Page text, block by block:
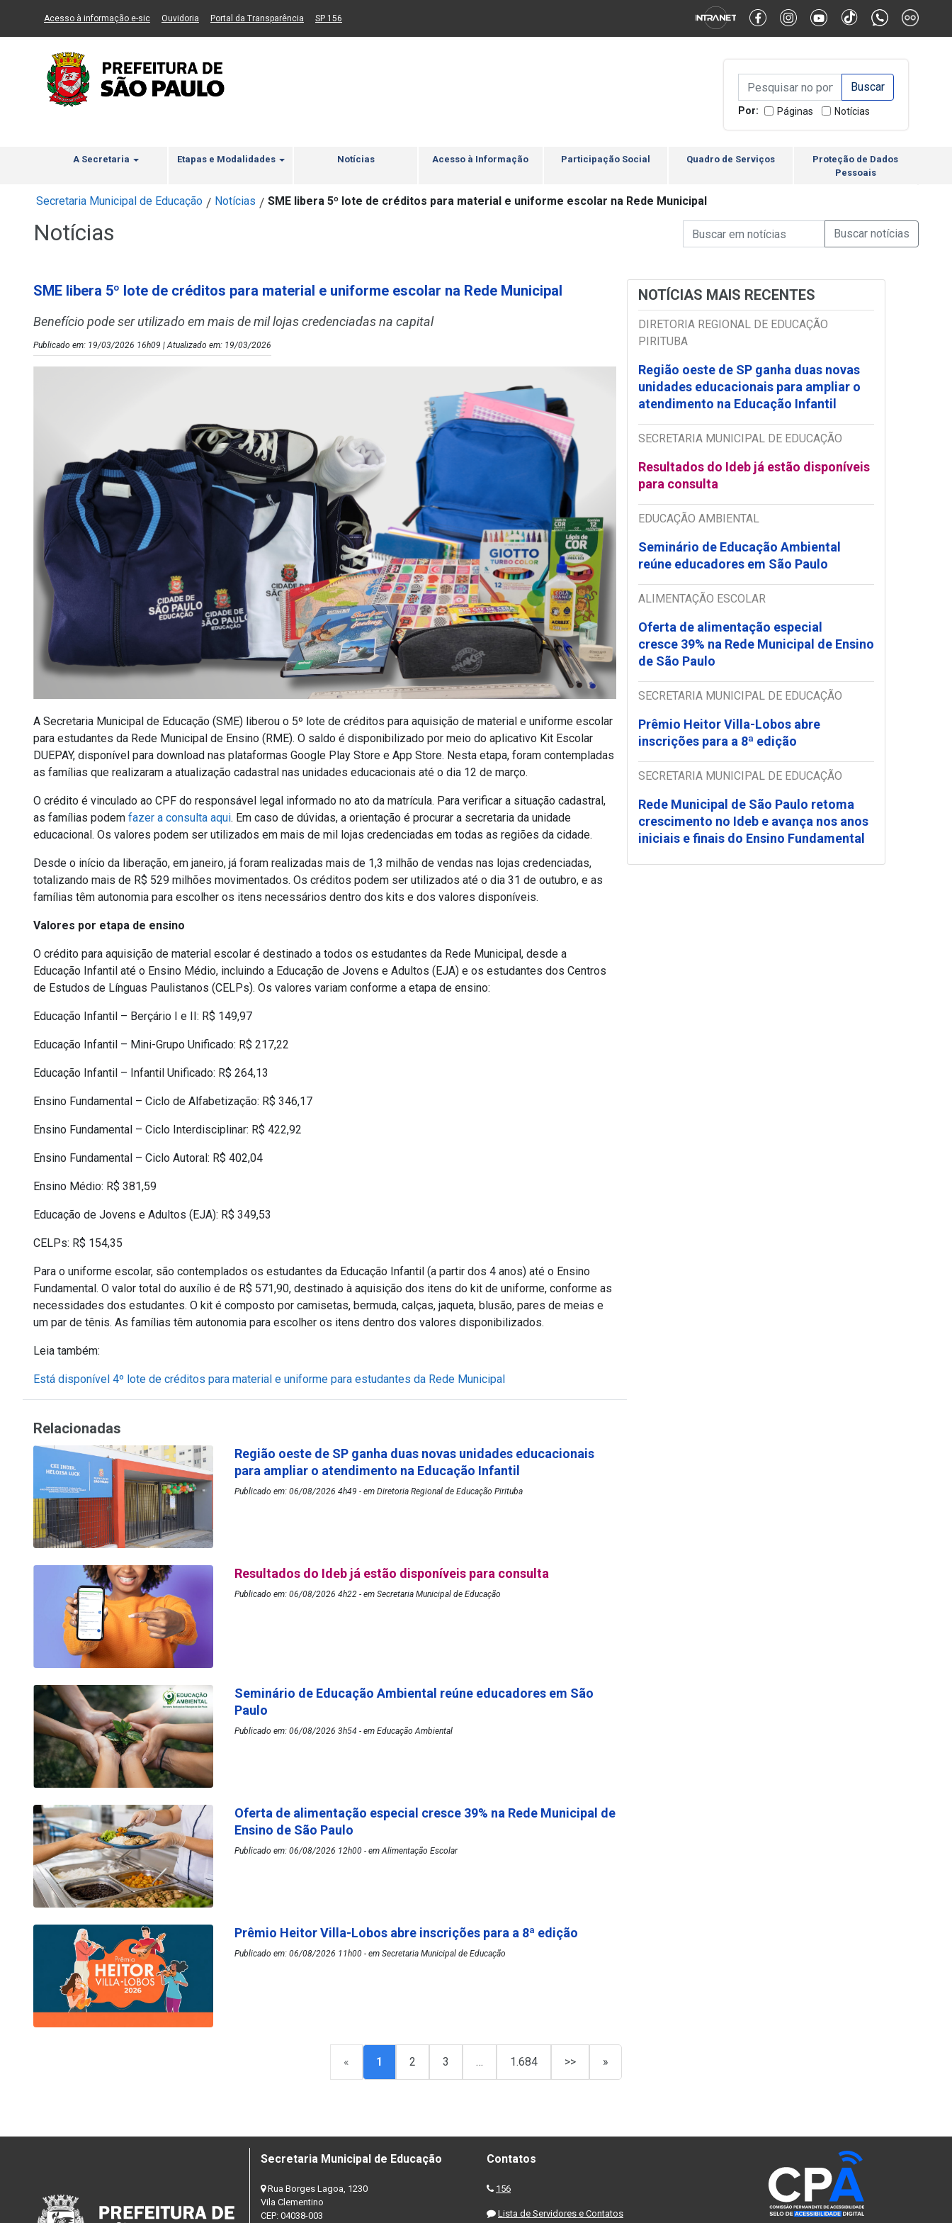
Ir ao Conteúdo Ir para menu principal 2 Ir para busca Ir para rodapé Alternar Alto Contraste Alternar Tamanho da Fonte
Acesso à informação e-sic(Link para um novo sítio)
Ouvidoria (Link para um novo sítio)
Portal da Transparência (Link para um novo sítio)
SP 156
Campo de Busca de
Campo de Busca de informaçõesEnviar a Busca
Por: Páginas Notícias
A Secretaria Etapas e Modalidades Notícias Acesso à Informação Participação Social Quadro de Serviços
Proteção de Dados
Pessoais
Secretaria Municipal de Educação / Notícias / SME libera 5º lote de créditos para material e uniforme escolar na Rede Municipal
Notícias Campo de Busca de Notícias
Campo de Busca de informaçõesEnviar a Busca de
SME libera 5º lote de créditos para material e uniforme escolar na Rede Municipal
Benefício pode ser utilizado em mais de mil lojas credenciadas na capital
Publicado em: 19/03/2026 16h09 | Atualizado em: 19/03/2026
A Secretaria Municipal de Educação (SME) liberou o 5º lote de créditos para aquisição de material e uniforme escolar
para estudantes da Rede Municipal de Ensino (RME). O saldo é disponibilizado por meio do aplicativo Kit Escolar
DUEPAY, disponível para download nas plataformas Google Play Store e App Store. Nesta etapa, foram contempladas
as famílias que realizaram a atualização cadastral nas unidades educacionais até o dia 12 de março.
O crédito é vinculado ao CPF do responsável legal informado no ato da matrícula. Para verificar a situação cadastral,
as famílias podem fazer a consulta aqui. Em caso de dúvidas, a orientação é procurar a secretaria da unidade
educacional. Os valores podem ser utilizados em mais de mil lojas credenciadas em todas as regiões da cidade.
Desde o início da liberação, em janeiro, já foram realizadas mais de 1,3 milhão de vendas nas lojas credenciadas,
totalizando mais de R$ 529 milhões movimentados. Os créditos podem ser utilizados até o dia 31 de outubro, e as
famílias têm autonomia para escolher os itens necessários dentro dos kits e dos valores disponíveis.
Valores por etapa de ensino
O crédito para aquisição de material escolar é destinado a todos os estudantes da Rede Municipal, desde a
Educação Infantil até o Ensino Médio, incluindo a Educação de Jovens e Adultos (EJA) e os estudantes dos Centros
de Estudos de Línguas Paulistanos (CELPs). Os valores variam conforme a etapa de ensino:
Educação Infantil – Berçário I e II: R$ 149,97
Educação Infantil – Mini-Grupo Unificado: R$ 217,22
Educação Infantil – Infantil Unificado: R$ 264,13
Ensino Fundamental – Ciclo de Alfabetização: R$ 346,17
Ensino Fundamental – Ciclo Interdisciplinar: R$ 422,92
Ensino Fundamental – Ciclo Autoral: R$ 402,04
Ensino Médio: R$ 381,59
Educação de Jovens e Adultos (EJA): R$ 349,53
CELPs: R$ 154,35
Para o uniforme escolar, são contemplados os estudantes da Educação Infantil (a partir dos 4 anos) até o Ensino
Fundamental. O valor total do auxílio é de R$ 571,90, destinado à aquisição dos itens do kit de uniforme, conforme as
necessidades dos estudantes. O kit é composto por camisetas, bermuda, calças, jaqueta, blusão, pares de meias e
um par de tênis. As famílias têm autonomia para escolher os itens dentro dos valores disponibilizados.
Leia também:
Está disponível 4º lote de créditos para material e uniforme para estudantes da Rede Municipal
NOTÍCIAS MAIS RECENTES
DIRETORIA REGIONAL DE EDUCAÇÃO
PIRITUBA
Região oeste de SP ganha duas novas
unidades educacionais para ampliar o
atendimento na Educação Infantil
SECRETARIA MUNICIPAL DE EDUCAÇÃO
Resultados do Ideb já estão disponíveis
para consulta
EDUCAÇÃO AMBIENTAL
Seminário de Educação Ambiental
reúne educadores em São Paulo
ALIMENTAÇÃO ESCOLAR
Oferta de alimentação especial
cresce 39% na Rede Municipal de Ensino
de São Paulo
SECRETARIA MUNICIPAL DE EDUCAÇÃO
Prêmio Heitor Villa-Lobos abre
inscrições para a 8ª edição
SECRETARIA MUNICIPAL DE EDUCAÇÃO
Rede Municipal de São Paulo retoma
crescimento no Ideb e avança nos anos
iniciais e finais do Ensino Fundamental
Relacionadas
Região oeste de SP ganha duas novas unidades educacionais
para ampliar o atendimento na Educação Infantil
Publicado em: 06/08/2026 4h49 - em Diretoria Regional de Educação Pirituba
Resultados do Ideb já estão disponíveis para consulta
Publicado em: 06/08/2026 4h22 - em Secretaria Municipal de Educação
Seminário de Educação Ambiental reúne educadores em São
Paulo
Publicado em: 06/08/2026 3h54 - em Educação Ambiental
Oferta de alimentação especial cresce 39% na Rede Municipal de
Ensino de São Paulo
Publicado em: 06/08/2026 12h00 - em Alimentação Escolar
Prêmio Heitor Villa-Lobos abre inscrições para a 8ª edição
Publicado em: 06/08/2026 11h00 - em Secretaria Municipal de Educação
« 1 2 3 … 1.684 >> »
Secretaria Municipal de Educação
Rua Borges Lagoa, 1230
Vila Clementino
CEP: 04038-003
Contatos
156
Lista de Servidores e Contatos